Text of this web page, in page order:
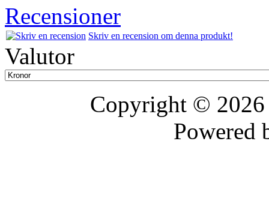
Recensioner
Skriv en recension om denna produkt!
Valutor
Copyright ©
Powered